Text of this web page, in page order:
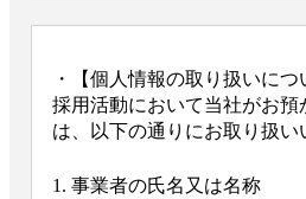
・【個人情報の取り扱いにつ
採用活動において当社がお預
は、以下の通りにお取り扱い
1. 事業者の氏名又は名称